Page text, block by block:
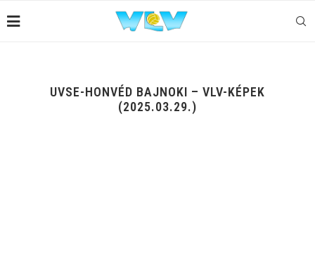
UVSE-HONVÉD BAJNOKI – VLV-KÉPEK
(2025.03.29.)